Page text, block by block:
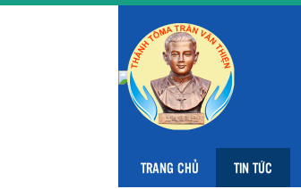
TRANG CHỦ TIN TỨC